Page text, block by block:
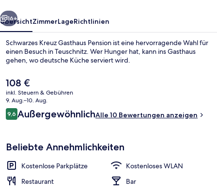
Weiter
16+
ÜbersichtZimmerLageRichtlinien
Schwarzes Kreuz Gasthaus Pension ist eine hervorragende Wahl für
einen Besuch in Teuschnitz. Wer Hunger hat, kann ins Gasthaus
gehen, wo deutsche Küche serviert wird.
Der
aktuelle
Preis
beträgt
108 €.
108 €
inkl. Steuern & Gebühren
9. Aug.–10. Aug.
Bewertungen
9,69,6 von 10.
AußergewöhnlichAlle 10 Bewertungen anzeigen
Beliebte Annehmlichkeiten
Kostenlose Parkplätze
Kostenloses WLAN
Restaurant
Bar